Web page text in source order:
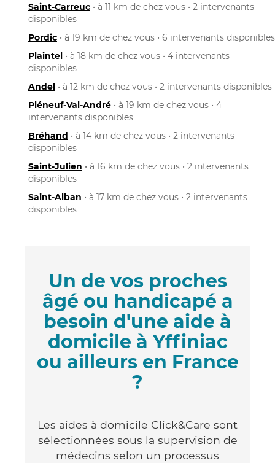
Saint-Carreuc • à 11 km de chez vous • 2 intervenants
disponibles
Pordic • à 19 km de chez vous • 6 intervenants disponibles
Plaintel • à 18 km de chez vous • 4 intervenants
disponibles
Andel • à 12 km de chez vous • 2 intervenants disponibles
Pléneuf-Val-André • à 19 km de chez vous • 4
intervenants disponibles
Bréhand • à 14 km de chez vous • 2 intervenants
disponibles
Saint-Julien • à 16 km de chez vous • 2 intervenants
disponibles
Saint-Alban • à 17 km de chez vous • 2 intervenants
disponibles
Un de vos proches
âgé ou handicapé a
besoin d'une aide à
domicile à Yffiniac
ou ailleurs en France
?
Les aides à domicile Click&Care sont
sélectionnées sous la supervision de
médecins selon un processus